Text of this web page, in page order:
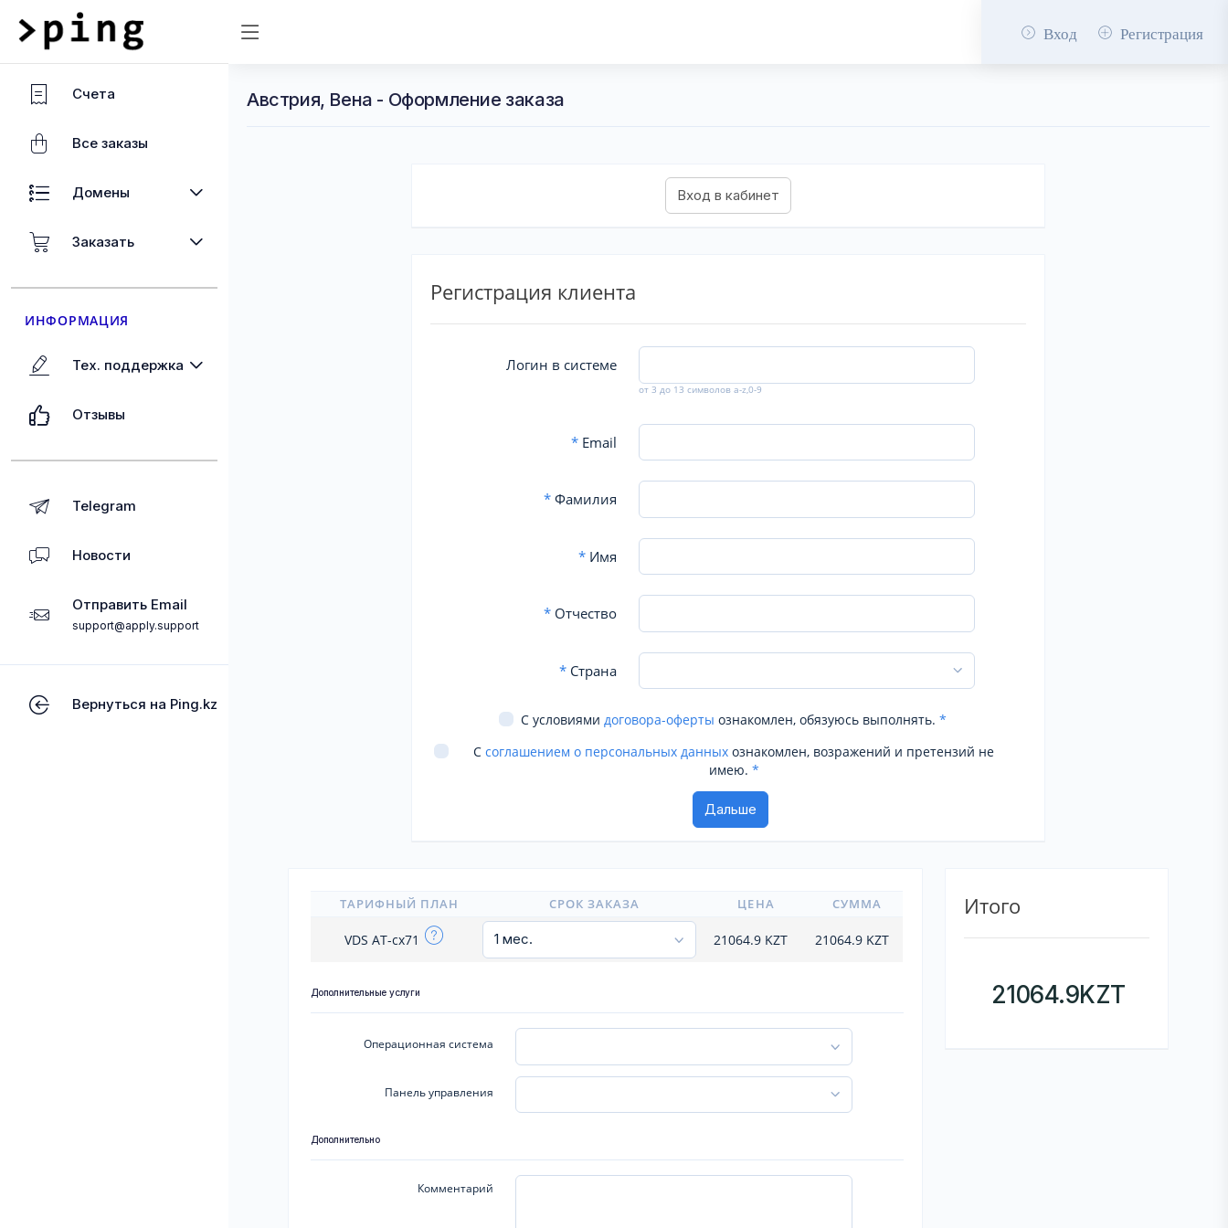
Вход Регистрация
Счета
Все заказы
Домены
Заказать
ИНФОРМАЦИЯ
Тех. поддержка
Отзывы
Telegram
Новости
Отправить Email
support@apply.support
Вернуться на Ping.kz
Австрия, Вена - Оформление заказа
Регистрация клиента
Логин в системе
от 3 до 13 символов a-z,0-9
*Email
*Фамилия
*Имя
*Отчество
*Страна
С условиями договора-оферты ознакомлен, обязуюсь выполнять. *
С соглашением о персональных данных ознакомлен, возражений и претензий не
имею. *
ТАРИФНЫЙ ПЛАН СРОК ЗАКАЗА ЦЕНА СУММА
VDS AT-cx71 21064.9 KZT 21064.9KZT
Дополнительные услуги
Операционная система
Панель управления
Дополнительно
Комментарий
Итого
21064.9KZT